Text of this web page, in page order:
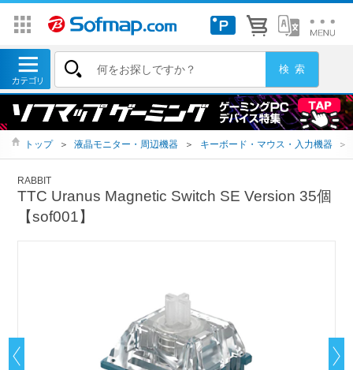
トップ ＞ 液晶モニター・周辺機器 ＞ キーボード・マウス・入力機器 ＞
RABBIT
TTC Uranus Magnetic Switch SE Version 35個
【sof001】